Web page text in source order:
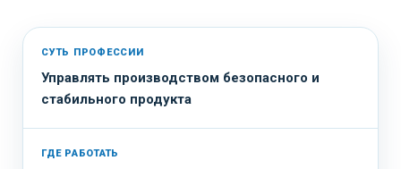
СУТЬ ПРОФЕССИИ
Управлять производством безопасного и
стабильного продукта
ГДЕ РАБОТАТЬ